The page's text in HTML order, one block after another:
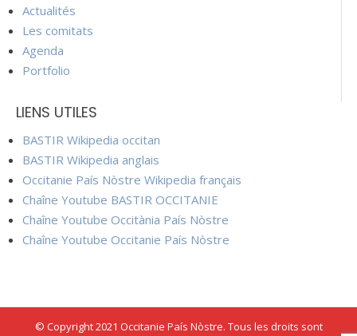
Actualités
Les comitats
Agenda
Portfolio
LIENS UTILES
BASTIR Wikipedia occitan
BASTIR Wikipedia anglais
Occitanie País Nòstre Wikipedia français
Chaîne Youtube BASTIR OCCITANIE
Chaîne Youtube Occitània País Nòstre
Chaîne Youtube Occitanie País Nòstre
© Copyright 2021 Occitanie País Nòstre. Tous les droits sont